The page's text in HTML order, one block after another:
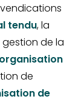
tendu, la
de la
organisation
de
de